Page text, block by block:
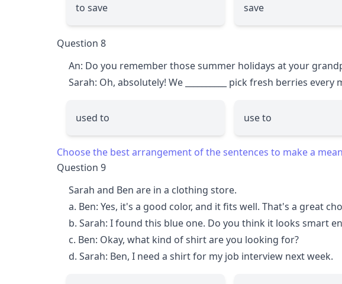
to save save
Question 8
An: Do you remember those summer holidays at your
Sarah: Oh, absolutely! We
pick fresh berries every
used to use to
Choose the best arrangement of the sentences to make a
Question 9
Sarah and Ben are in a clothing store.
a. Ben: Yes, it's a good color, and it fits well. That's a great
b. Sarah: I found this blue one. Do you think it looks smart
c. Ben: Okay, what kind of shirt are you looking for?
d. Sarah: Ben, I need a shirt for my job interview next week.